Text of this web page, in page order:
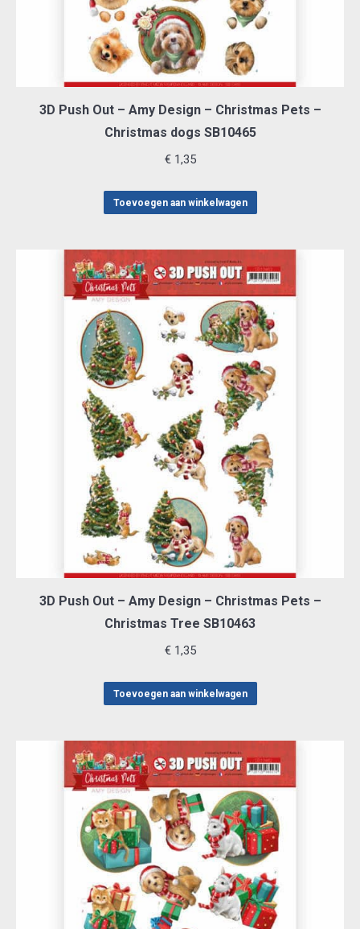
3D Push Out – Amy Design – Christmas Pets –
Christmas dogs SB10465
€1,35
Toevoegen aan winkelwagen
3D Push Out – Amy Design – Christmas Pets –
Christmas Tree SB10463
€1,35
Toevoegen aan winkelwagen